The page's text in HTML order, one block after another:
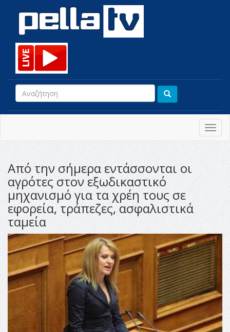
Από την σήμερα εντάσσονται οι
αγρότες στον εξωδικαστικό
μηχανισμό για τα χρέη τους σε
εφορεία, τράπεζες, ασφαλιστικά
ταμεία